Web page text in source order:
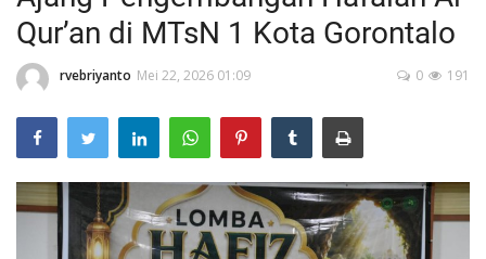
Kontak
Galeri
OPINI
Syarat dan Ketentuan
Aplikasi
Pengumuman
Layanan Publik
Qur’an di MTsN 1 Kota Gorontalo
rvebriyanto Mei 22, 2026 01:09 191
0